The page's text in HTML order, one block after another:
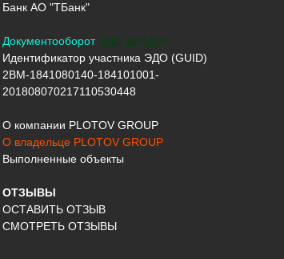
Банк АО "ТБанк"
Документооборот ЭДО ДИАДОК
Идентификатор участника ЭДО (GUID)
2BM-1841080140-184101001-
201808070217110530448
О компании PLOTOV GROUP
О владельце PLOTOV GROUP
Выполненные объекты
ОТЗЫВЫ
ОСТАВИТЬ ОТЗЫВ
СМОТРЕТЬ ОТЗЫВЫ